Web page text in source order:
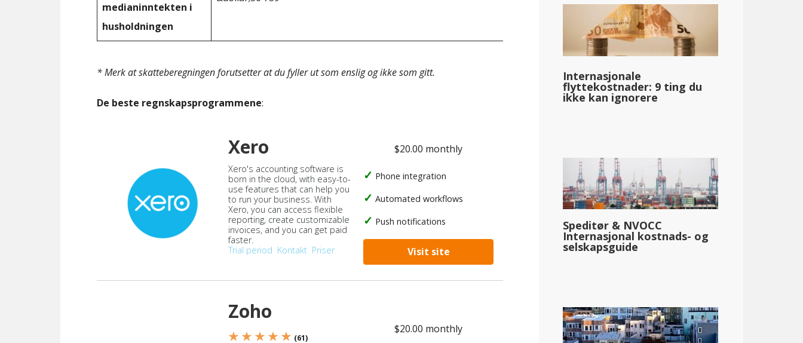
medianinntekten i
husholdningen
* Merk at skatteberegningen forutsetter at du fyller ut som enslig og ikke som gitt.
De beste regnskapsprogrammene:
Xero
Xero's accounting software is
born in the cloud, with easy-to-
use features that can help you
to run your business. With
Xero, you can access flexible
reporting, create customizable
invoices, and you can get paid
faster.
Trial period Kontakt Priser
$20.00 monthly
Phone integration
Automated workflows
Push notifications
Visit site
Zoho
★ ★ ★ ★ ★ (61)
$20.00 monthly
Internasjonale
flyttekostnader: 9 ting du
ikke kan ignorere
Speditør & NVOCC
Internasjonal kostnads- og
selskapsguide